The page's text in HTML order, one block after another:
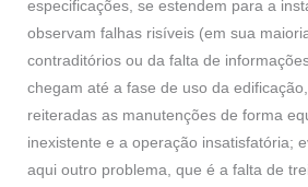
especificações, se estendem para a
observam falhas risíveis (em sua
contraditórios ou da falta de
chegam até a fase de uso da
reiteradas as manutenções de forma
inexistente e a operação insatisfatória;
aqui outro problema, que é a falta de